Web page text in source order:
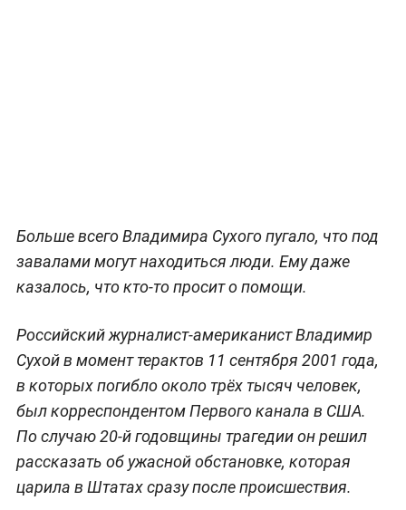
Больше всего Владимира Сухого пугало, что под
завалами могут находиться люди. Ему даже
казалось, что кто-то просит о помощи.
Российский журналист-американист Владимир
Сухой в момент терактов 11 сентября 2001 года,
в которых погибло около трёх тысяч человек,
был корреспондентом Первого канала в США.
По случаю 20-й годовщины трагедии он решил
рассказать об ужасной обстановке, которая
царила в Штатах сразу после происшествия.